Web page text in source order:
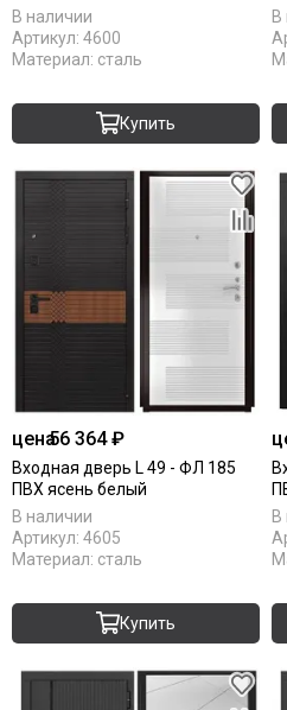
В наличии
Артикул: 4600
Материал: сталь
Купить
В
цена56 364 ₽
Входная дверь L 49 - ФЛ 185
ПВХ ясень белый
В наличии
Артикул: 4605
Материал: сталь
Купить
В